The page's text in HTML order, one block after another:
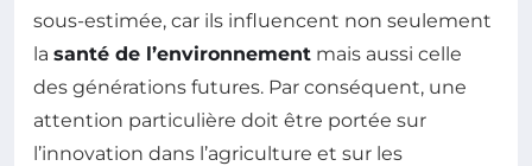
sous-estimée, car ils influencent non seulement
la santé de l’environnement mais aussi celle
des générations futures. Par conséquent, une
attention particulière doit être portée sur
l’innovation dans l’agriculture et sur les